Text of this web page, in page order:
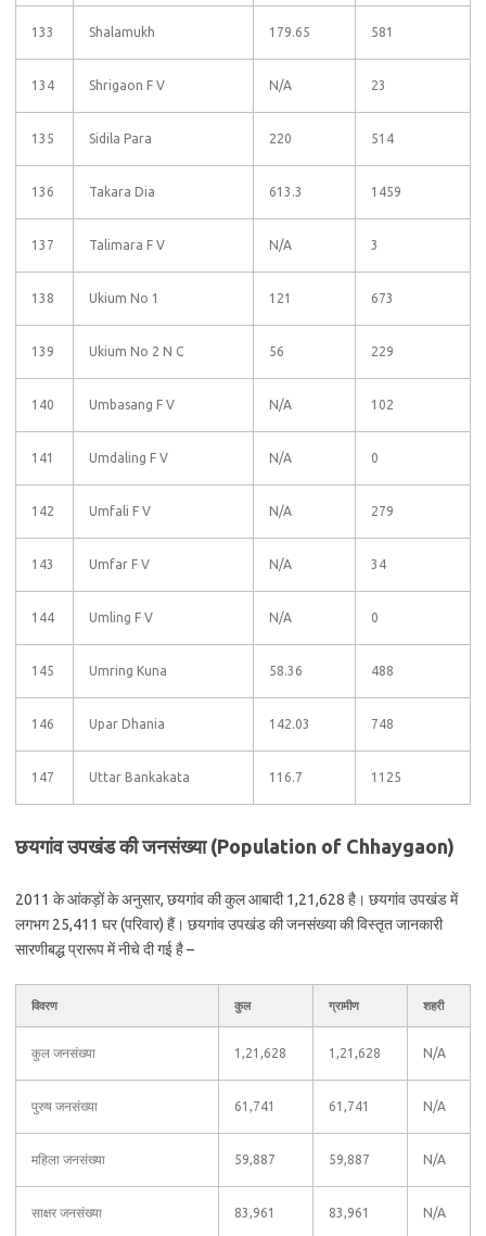
133 Shalamukh 179.65 581
134 Shrigaon F V N/A 23
135 Sidila Para 220 514
136 Takara Dia 613.3 1459
137 Talimara F V N/A 3
138 Ukium No 1 121 673
139 Ukium No 2 N C 56 229
140 Umbasang F V N/A 102
141 Umdaling F V N/A 0
142 Umfali F V N/A 279
143 Umfar F V N/A 34
144 Umling F V N/A 0
145 Umring Kuna 58.36 488
146 Upar Dhania 142.03 748
147 Uttar Bankakata 116.7 1125
छयगांव उपखंड की जनसंख्या (Population of Chhaygaon)
2011 के आंकड़ों के अनुसार, छयगांव की कुल आबादी 1,21,628 है। छयगांव उपखंड में
लगभग 25,411 घर (परिवार) हैं। छयगांव उपखंड की जनसंख्या की विस्तृत जानकारी
सारणीबद्ध प्रारूप में नीचे दी गई है –
विवरण कुल ग्रामीण शहरी
कुल जनसंख्या 1,21,628 1,21,628 N/A
पुरुष जनसंख्या 61,741 61,741 N/A
महिला जनसंख्या 59,887 59,887 N/A
साक्षर जनसंख्या 83,961 83,961 N/A